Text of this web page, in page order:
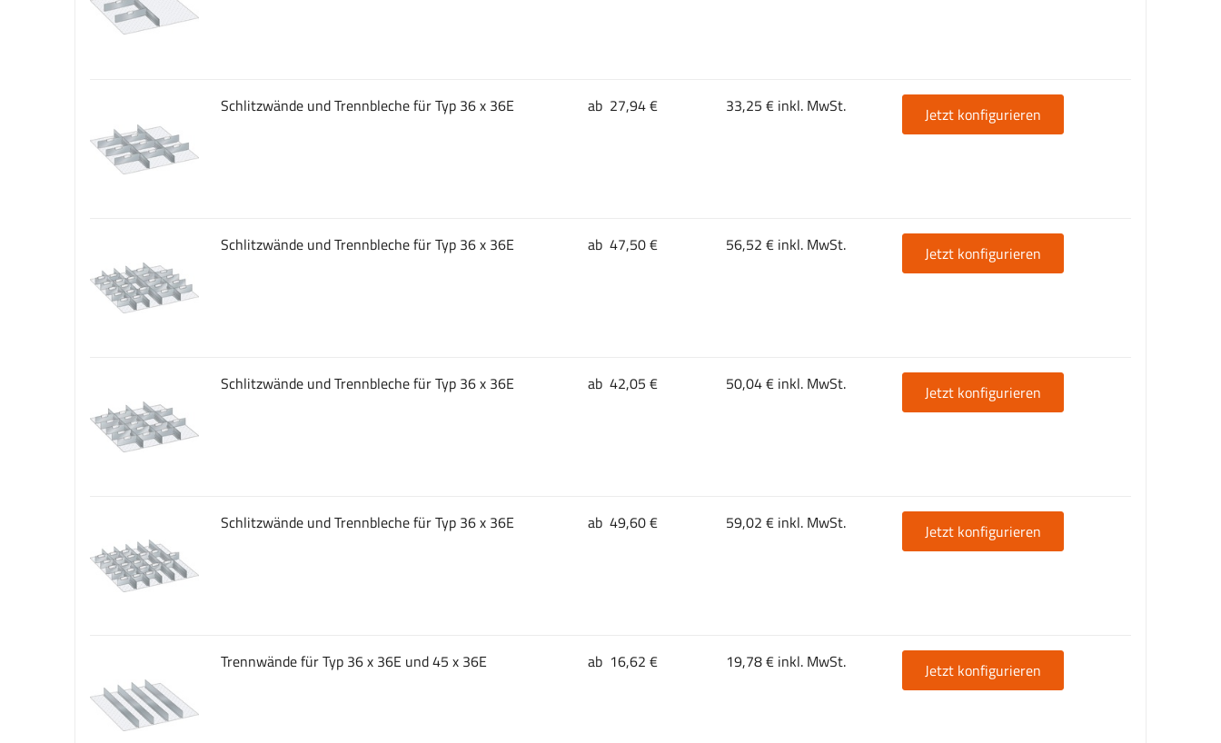
Schlitzwände und Trennbleche für Typ 36 x 36E ab 27,94 € 33,25 € inkl. MwSt. Jetzt konfigurieren
Schlitzwände und Trennbleche für Typ 36 x 36E ab 47,50 € 56,52 € inkl. MwSt. Jetzt konfigurieren
Schlitzwände und Trennbleche für Typ 36 x 36E ab 42,05 € 50,04 € inkl. MwSt. Jetzt konfigurieren
Schlitzwände und Trennbleche für Typ 36 x 36E ab 49,60 € 59,02 € inkl. MwSt. Jetzt konfigurieren
Trennwände für Typ 36 x 36E und 45 x 36E ab 16,62 € 19,78 € inkl. MwSt. Jetzt konfigurieren